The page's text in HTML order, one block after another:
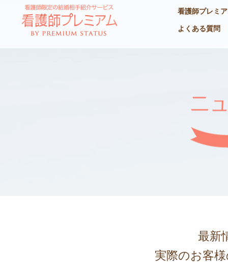
看護師プレミ
よくある質問
最新
実際のお客